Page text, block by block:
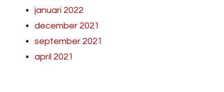
januari 2022
december 2021
september 2021
april 2021